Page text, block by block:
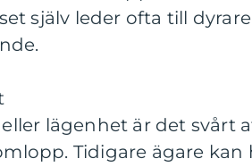
själv leder ofta till
lägenhet är det svårt
Tidigare ägare kan